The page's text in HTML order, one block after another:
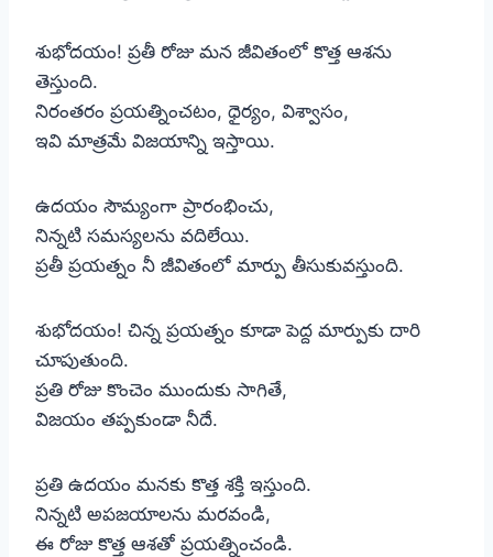
శుభోదయం! ప్రతీ రోజు మన జీవితంలో కొత్త ఆశను
తెస్తుంది.
నిరంతరం ప్రయత్నించటం, ధైర్యం, విశ్వాసం,
ఇవి మాత్రమే విజయాన్ని ఇస్తాయి.
ఉదయం సౌమ్యంగా ప్రారంభించు,
నిన్నటి సమస్యలను వదిలేయి.
ప్రతీ ప్రయత్నం నీ జీవితంలో మార్పు తీసుకువస్తుంది.
శుభోదయం! చిన్న ప్రయత్నం కూడా పెద్ద మార్పుకు దారి
చూపుతుంది.
ప్రతి రోజు కొంచెం ముందుకు సాగితే,
విజయం తప్పకుండా నీదే.
ప్రతి ఉదయం మనకు కొత్త శక్తి ఇస్తుంది.
నిన్నటి అపజయాలను మరవండి,
ఈ రోజు కొత్త ఆశతో ప్రయత్నించండి.